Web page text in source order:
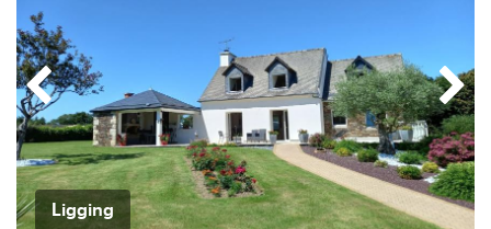
Ligging